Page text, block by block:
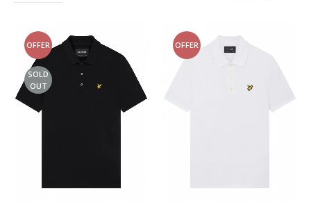
OFFER
SOLD
OUT
OFFER